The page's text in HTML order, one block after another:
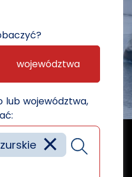
województwa
lub województwa,
×